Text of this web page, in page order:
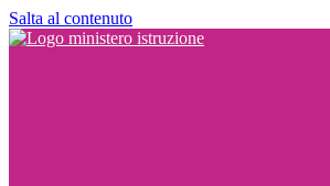
Salta al contenuto